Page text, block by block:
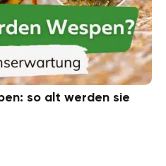
so alt werden sie